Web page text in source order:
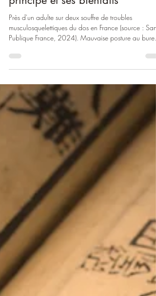
La réflexologie dorsale : son
principe et ses bienfaits
Près d'un adulte sur deux souffre de troubles
Publique France, 2024). Mauvaise posture au
position assise prolongée, faux mouvement, stress
jusqu'au jour où il lâche. Vous connaissez ? Parmi les
solutions possibles : la réflexologie dorsale, une
thérapie manuelle douce qui agit là où les tensions
s'installent. Mais c'est quoi, exactement, la